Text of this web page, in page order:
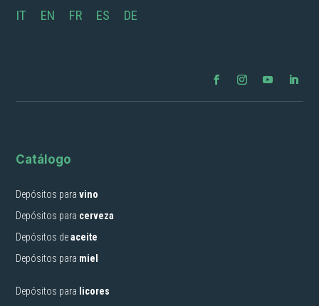
IT EN FR ES DE
Catálogo
Depósitos paravino
Depósitos para cerveza
Depósitos deaceite
Depósitos para miel
Depósitos para licores